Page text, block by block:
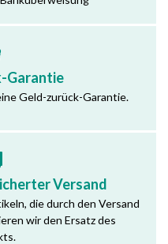
Garantie
Geld-zurück-Garantie.
Versand
die durch den Versand
wir den Ersatz des